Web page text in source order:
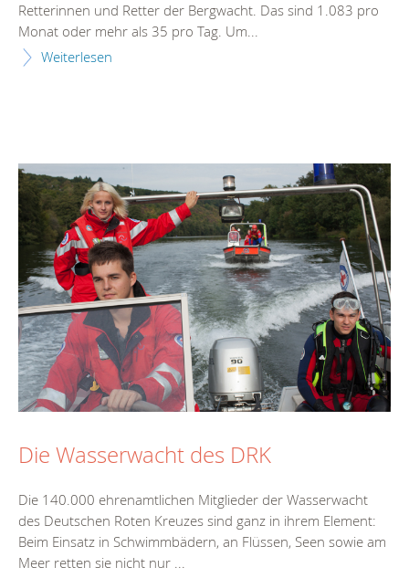
Retterinnen und Retter der Bergwacht. Das sind 1.083 pro
Monat oder mehr als 35 pro Tag. Um...
Weiterlesen
Die Wasserwacht des DRK
Die 140.000 ehrenamtlichen Mitglieder der Wasserwacht
des Deutschen Roten Kreuzes sind ganz in ihrem Element:
Beim Einsatz in Schwimmbädern, an Flüssen, Seen sowie am
Meer retten sie nicht nur ...